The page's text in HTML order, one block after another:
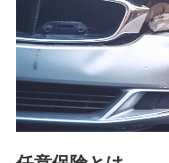
した、以下の情報など
基本情報
氏名、電話番号、メ
属性、連絡先、dポ
報。例として、dポ
構成、住所、dポイ
含まれます。